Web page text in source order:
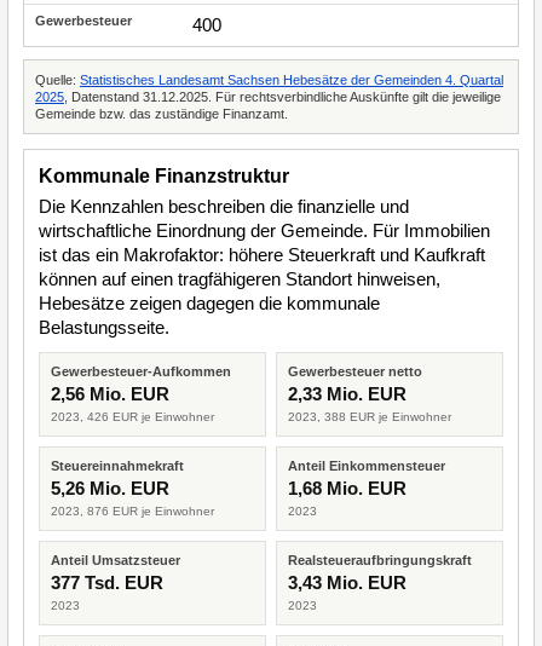
400
Quelle: Statistisches Landesamt Sachsen Hebesätze der Gemeinden 4. Quartal
2025 , Datenstand 31.12.2025. Für rechtsverbindliche Auskünfte gilt die jeweilige
Gemeinde bzw. das zuständige Finanzamt.
Kommunale Finanzstruktur
Die Kennzahlen beschreiben die finanzielle und
wirtschaftliche Einordnung der Gemeinde. Für Immobilien
ist das ein Makrofaktor: höhere Steuerkraft und Kaufkraft
können auf einen tragfähigeren Standort hinweisen,
Hebesätze zeigen dagegen die kommunale
Belastungsseite.
Gewerbesteuer-Aufkommen
2,56 Mio. EUR
2023, 426 EUR je Einwohner
Gewerbesteuer netto
2,33 Mio. EUR
2023, 388 EUR je Einwohner
Steuereinnahmekraft
5,26 Mio. EUR
2023, 876 EUR je Einwohner
Anteil Einkommensteuer
1,68 Mio. EUR
2023
Anteil Umsatzsteuer
377 Tsd. EUR
2023
Realsteueraufbringungskraft
3,43 Mio. EUR
2023